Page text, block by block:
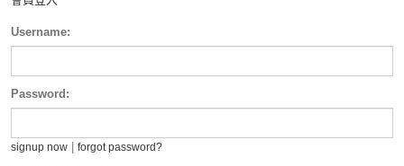
Username:
Password:
signup now forgot password?